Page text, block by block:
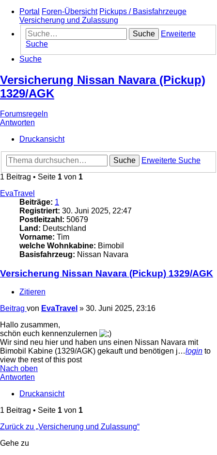
Portal
Foren-Übersicht Pickups / Basisfahrzeuge
Versicherung und Zulassung
Suche
Erweiterte
Suche
Suche
Versicherung Nissan Navara (Pickup)
1329/AGK
Forumsregeln
Antworten
Druckansicht
Suche
Erweiterte Suche
1 Beitrag • Seite 1 von 1
EvaTravel
Beiträge: 1
Registriert: 30. Juni 2025, 22:47
Postleitzahl: 50679
Land: Deutschland
Vorname: Tim
welche Wohnkabine: Bimobil
Basisfahrzeug: Nissan Navara
Versicherung Nissan Navara (Pickup) 1329/AGK
Zitieren
Beitrag von EvaTravel » 30. Juni 2025, 23:16
Hallo zusammen,
schön euch kennenzulernen
Wir sind neu hier und haben uns einen Nissan Navara mit
Bimobil Kabine (1329/AGK) gekauft und benötigen j…login to
view the rest of this post
Nach oben
Antworten
Druckansicht
1 Beitrag • Seite 1 von 1
Zurück zu „Versicherung und Zulassung“
Gehe zu